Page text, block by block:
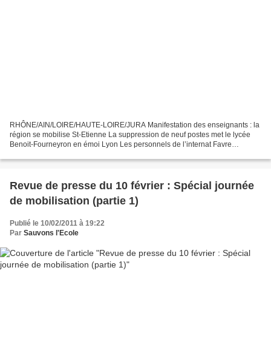
RHÔNE/AIN/LOIRE/HAUTE-LOIRE/JURA Manifestation des enseignants : la
région se mobilise St-Etienne La suppression de neuf postes met le lycée
Benoit-Fourneyron en émoi Lyon Les personnels de l’internat Favre
Revue de presse du 10 février : Spécial journée
de mobilisation (partie 1)
Publié le 10/02/2011 à 19:22
Par Sauvons l'Ecole